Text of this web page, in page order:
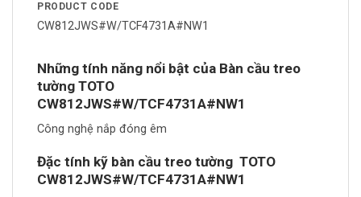
PRODUCT CODE
CW812JWS#W/TCF4731A#NW1
Những tính năng nổi bật của Bàn cầu treo
tường TOTO
CW812JWS#W/TCF4731A#NW1
Công nghệ nắp đóng êm
Đặc tính kỹ bàn cầu treo tường TOTO
CW812JWS#W/TCF4731A#NW1